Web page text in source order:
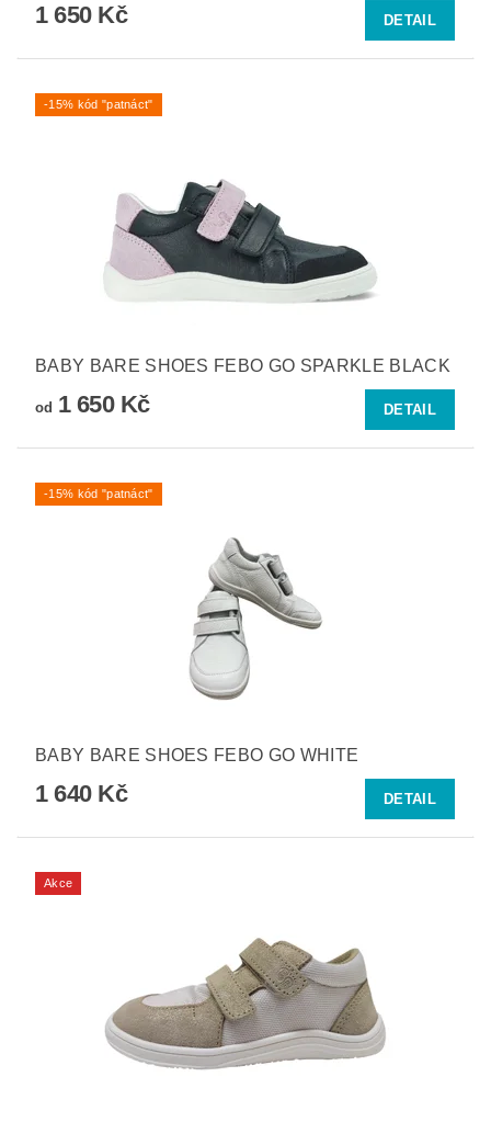
1 650 Kč DETAIL
-15% kód "patnáct"
BABY BARE SHOES FEBO GO SPARKLE BLACK
od 1 650 Kč DETAIL
-15% kód "patnáct"
BABY BARE SHOES FEBO GO WHITE
1 640 Kč DETAIL
Akce